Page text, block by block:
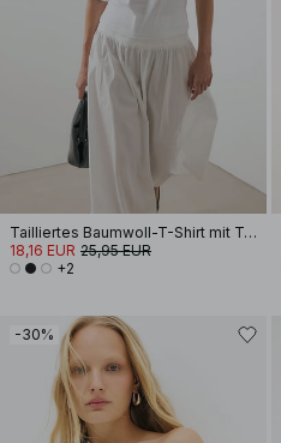
Tailliertes Baumwoll-T-Shirt mit Trichterausschnitt
18,16 EUR 25,95 EUR
+2
-30%